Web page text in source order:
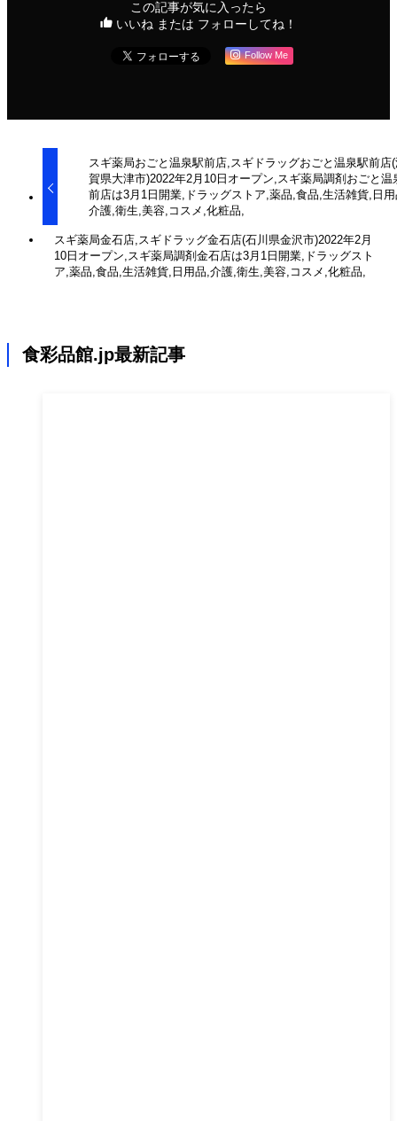
この記事が気に入ったら
いいね または フォローしてね！
Follow Me
スギ薬局おごと温泉駅前店,スギドラッグおごと温泉駅前店
賀県大津市)2022年2月10日オープン,スギ薬局調剤おごと温
前店は3月1日開業,ドラッグストア,薬品,食品,生活雑貨,日
介護,衛生,美容,コスメ,化粧品,
スギ薬局金石店,スギドラッグ金石店(石川県金沢市)2022年2月
10日オープン,スギ薬局調剤金石店は3月1日開業,ドラッグスト
ア,薬品,食品,生活雑貨,日用品,介護,衛生,美容,コスメ,化粧品,
食彩品館.jp最新記事